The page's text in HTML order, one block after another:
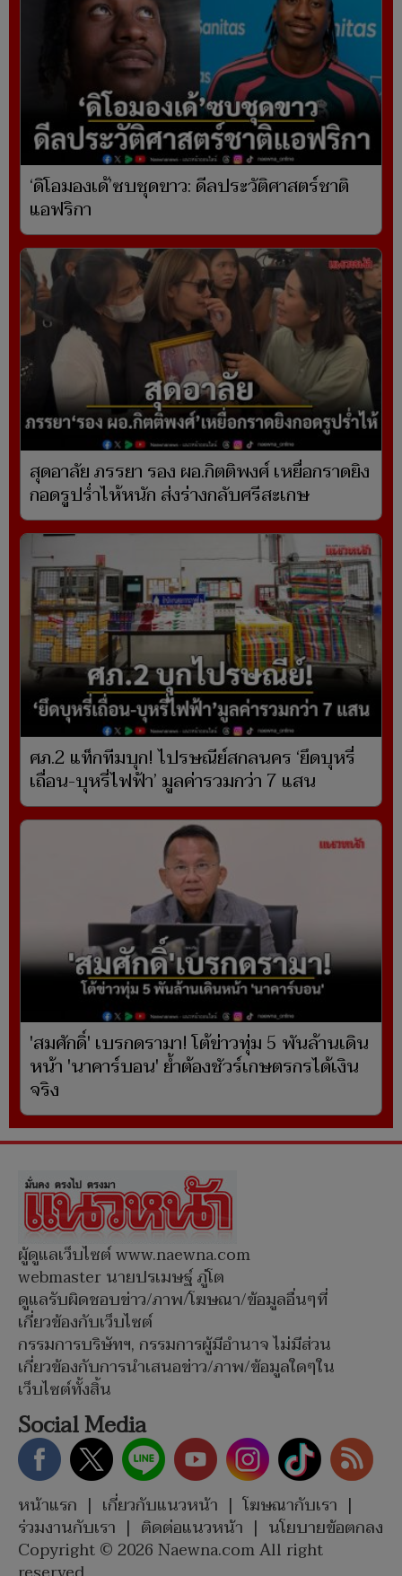
‘ดิโอมองเด้’ซบชุดขาว: ดีลประวัติศาสตร์ชาติ
แอฟริกา
สุดอาลัย ภรรยา รอง ผอ.กิตติพงศ์ เหยื่อกราดยิง
กอดรูปร่ำไห้หนัก ส่งร่างกลับศรีสะเกษ
ศภ.2 แท็กทีมบุก! ไปรษณีย์สกลนคร ‘ยึดบุหรี่
เถื่อน-บุหรี่ไฟฟ้า’ มูลค่ารวมกว่า 7 แสน
'สมศักดิ์' เบรกดรามา! โต้ข่าวทุ่ม 5 พันล้านเดิน
หน้า 'นาคาร์บอน' ย้ำต้องชัวร์เกษตรกรได้เงิน
จริง
ผู้ดูแลเว็บไซต์ www.naewna.com
webmaster นายปรเมษฐ์ ภู่โต
ดูแลรับผิดชอบข่าว/ภาพ/โฆษณา/ข้อมูลอื่นๆที่
เกี่ยวข้องกับเว็บไซต์
กรรมการบริษัทฯ, กรรมการผู้มีอำนาจ ไม่มีส่วน
เกี่ยวข้องกับการนำเสนอข่าว/ภาพ/ข้อมูลใดๆใน
เว็บไซต์ทั้งสิ้น
Social Media
หน้าแรก | เกี่ยวกับแนวหน้า | โฆษณากับเรา |
ร่วมงานกับเรา | ติดต่อแนวหน้า | นโยบายข้อตกลง
Copyright © 2026 Naewna.com All right